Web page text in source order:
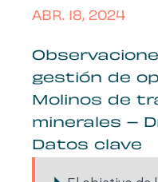
ABR. 18, 2024
gestión de
Molinos de
minerales –
Datos clave